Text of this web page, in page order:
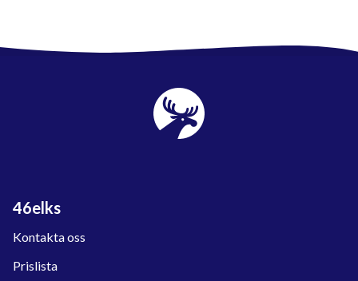
46elks
Kontakta oss
Prislista